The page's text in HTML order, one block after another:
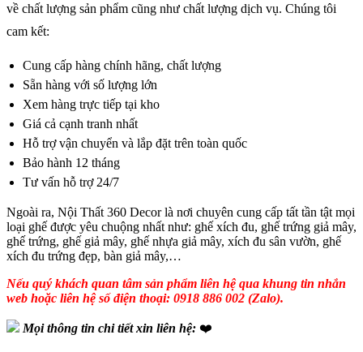
về chất lượng sản phẩm cũng như chất lượng dịch vụ. Chúng tôi
cam kết:
Cung cấp hàng chính hãng, chất lượng
Sẵn hàng với số lượng lớn
Xem hàng trực tiếp tại kho
Giá cả cạnh tranh nhất
Hỗ trợ vận chuyển và lắp đặt trên toàn quốc
Bảo hành 12 tháng
Tư vấn hỗ trợ 24/7
Ngoài ra, Nội Thất 360 Decor là nơi chuyên cung cấp tất tần tật mọi
loại ghế được yêu chuộng nhất như: ghế xích đu, ghế trứng giả mây,
ghế trứng, ghế giả mây, ghế nhựa giả mây, xích đu sân vườn, ghế
xích đu trứng đẹp, bàn giả mây,…
Nếu quý khách quan tâm sản phẩm liên hệ qua khung tin nhắn
web hoặc liên hệ số điện thoại: 0918 886 002 (Zalo).
Mọi thông tin chi tiết xin liên hệ: ❤️